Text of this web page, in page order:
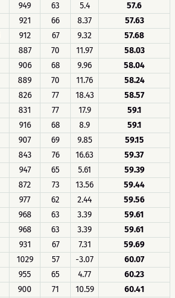
949 63 5.4
57.6
921 66 8.37
57.63
912 67 9.32
57.68
887 70 11.97
58.03
906 68 9.96
58.04
889 70 11.76
58.24
826 77 18.43
58.57
831 77 17.9
59.1
916 68 8.9
59.1
907 69 9.85
59.15
843 76 16.63
59.37
947 65 5.61
59.39
872 73 13.56
59.44
977 62 2.44
59.56
968 63 3.39
59.61
968 63 3.39
59.61
931 67 7.31
59.69
1029 57 -3.07
60.07
955 65 4.77
60.23
900 71 10.59
60.41